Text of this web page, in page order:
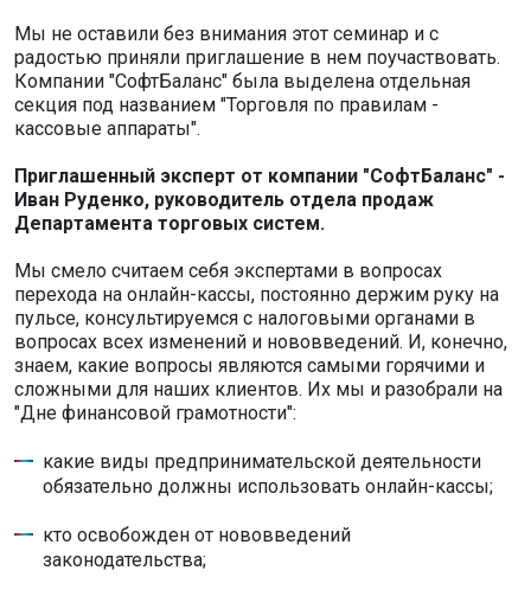
Мы не оставили без внимания этот семинар и с
радостью приняли приглашение в нем поучаствовать.
Компании "СофтБаланс" была выделена отдельная
секция под названием "Торговля по правилам -
кассовые аппараты".
Приглашенный эксперт от компании "СофтБаланс" -
Иван Руденко, руководитель отдела продаж
Департамента торговых систем.
Мы смело считаем себя экспертами в вопросах
перехода на онлайн-кассы, постоянно держим руку на
пульсе, консультируемся с налоговыми органами в
вопросах всех изменений и нововведений. И, конечно,
знаем, какие вопросы являются самыми горячими и
сложными для наших клиентов. Их мы и разобрали на
"Дне финансовой грамотности":
какие виды предпринимательской деятельности
обязательно должны использовать онлайн-кассы;
кто освобожден от нововведений
законодательства;